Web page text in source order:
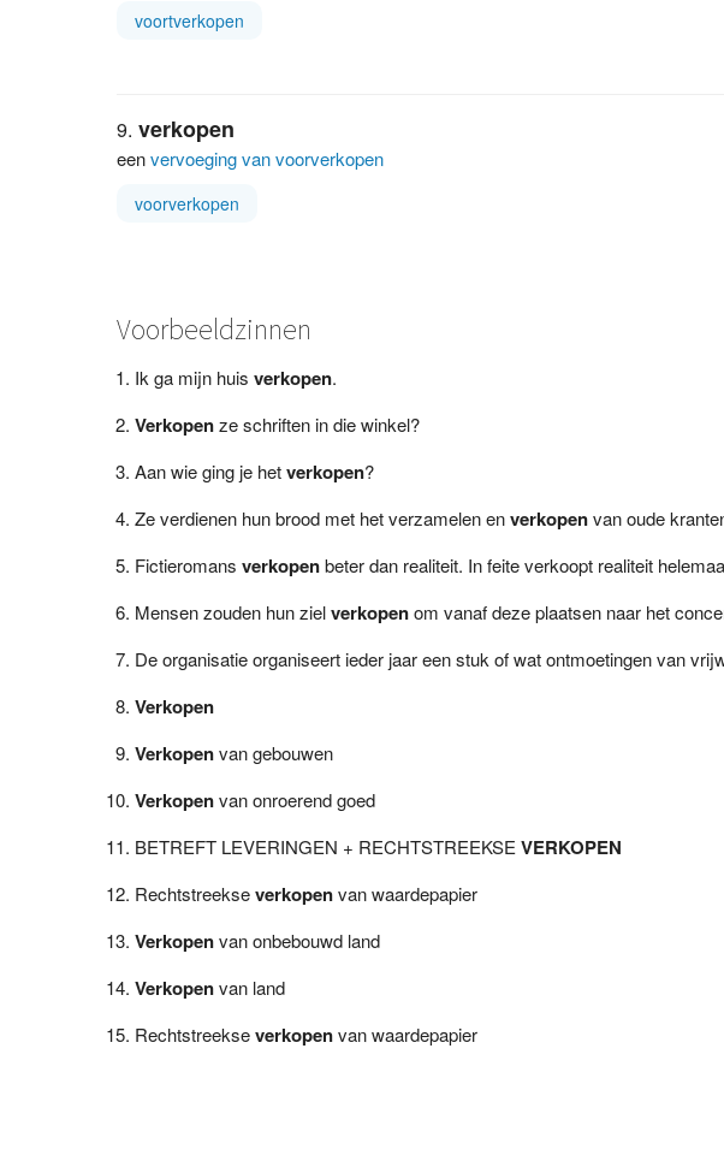
voortverkopen
verkopen
eenvervoeging van voorverkopen
voorverkopen
Voorbeeldzinnen
Ik ga mijn huis verkopen.
Verkopenze schriften in die winkel?
Aan wie ging je hetverkopen?
Ze verdienen hun brood met het verzamelen enverkopenvan oude
Fictieromans verkopenbeter dan realiteit. In feite verkoopt realiteit
Mensen zouden hun zielverkopenom vanaf deze plaatsen naar het
De organisatie organiseert ieder jaar een stuk of wat ontmoetingen van
Verkopen
Verkopenvan gebouwen
Verkopenvan onroerend goed
BETREFT LEVERINGEN + RECHTSTREEKSE VERKOPEN
Rechtstreekseverkopenvan waardepapier
Verkopenvan onbebouwd land
Verkopenvan land
Rechtstreekseverkopenvan waardepapier